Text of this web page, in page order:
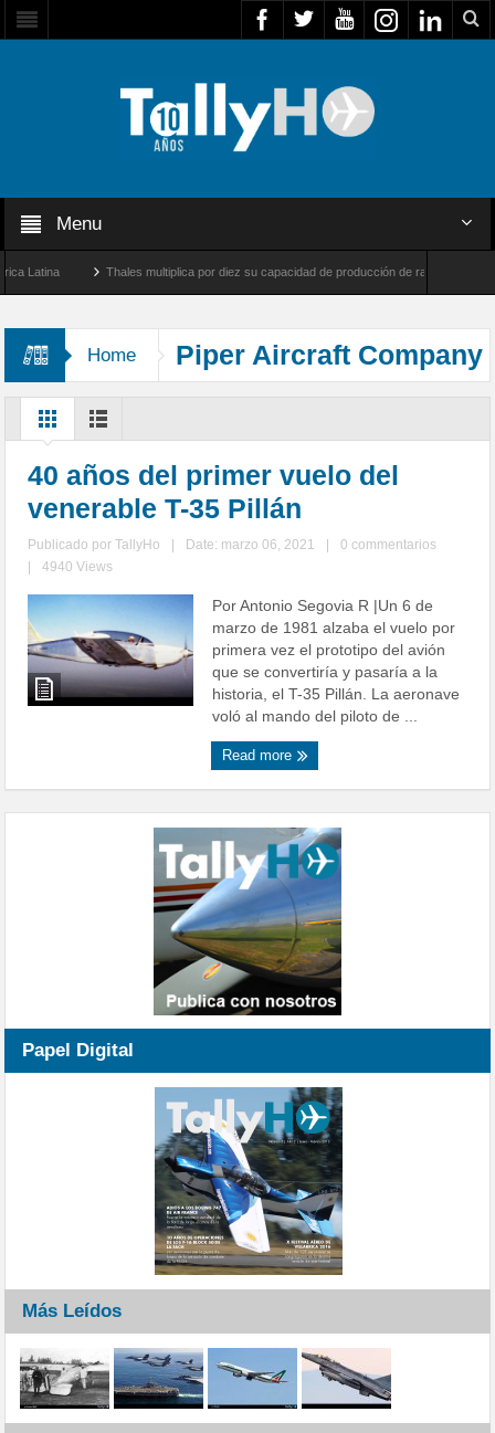
Menu
Thales multiplica por diez su capacidad de producción de radares en Brasil
Home Piper Aircraft Company
40 años del primer vuelo del
venerable T-35 Pillán
Publicado porTallyHo Date: marzo 06, 2021
0 commentarios
4940 Views
Por Antonio Segovia R |Un 6 de
marzo de 1981 alzaba el vuelo por
primera vez el prototipo del avión
que se convertiría y pasaría a la
historia, el T-35 Pillán. La aeronave
voló al mando del piloto de ...
Read more
Papel Digital
Más Leídos